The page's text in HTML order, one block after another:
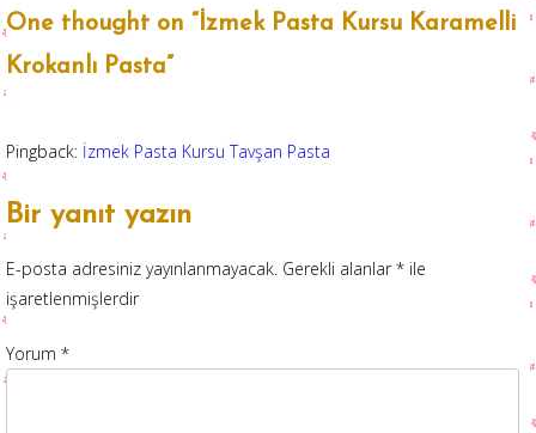
One thought on “ İzmek Pasta Kursu Karamelli
Krokanlı Pasta”
Pingback: İzmek Pasta Kursu Tavşan Pasta
Bir yanıt yazın
E-posta adresiniz yayınlanmayacak. Gerekli alanlar* ile
işaretlenmişlerdir
Yorum *